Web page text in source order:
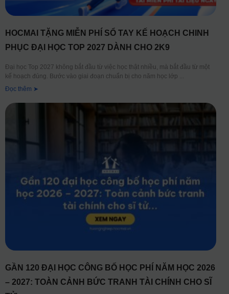
HOCMAI TẶNG MIỄN PHÍ SỔ TAY KẾ HOẠCH CHINH
PHỤC ĐẠI HỌC TOP 2027 DÀNH CHO 2K9
Đại học Top 2027 không bắt đầu từ việc học thật nhiều, mà bắt đầu từ một
kế hoạch đúng. Bước vào giai đoạn chuẩn bị cho năm học lớp
Đọc thêm ➤
GẦN 120 ĐẠI HỌC CÔNG BỐ HỌC PHÍ NĂM HỌC 2026
– 2027: TOÀN CẢNH BỨC TRANH TÀI CHÍNH CHO SĨ